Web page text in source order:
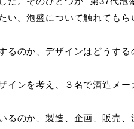
。泡盛について触れても
のか、デザインはどうす
ンを考え、３名で酒造メ
のか、製造、企画、販売